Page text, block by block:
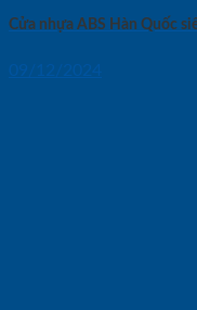
Cửa nhựa ABS Hàn Quốc
09/12/2024